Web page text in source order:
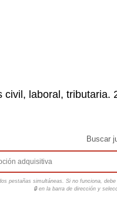
laboral,
Buscar
pestañas simultáneas. Si no funciona,
🔒 en la barra de dirección y